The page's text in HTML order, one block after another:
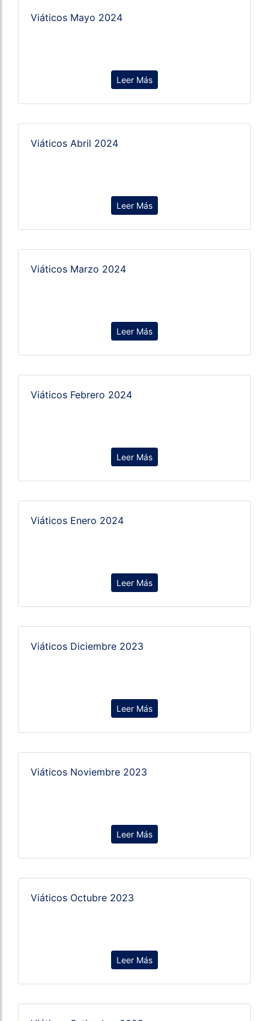
Viáticos Mayo 2024
Leer Más
Viáticos Abril 2024
Leer Más
Viáticos Marzo 2024
Leer Más
Viáticos Febrero 2024
Leer Más
Viáticos Enero 2024
Leer Más
Viáticos Diciembre 2023
Leer Más
Viáticos Noviembre 2023
Leer Más
Viáticos Octubre 2023
Leer Más